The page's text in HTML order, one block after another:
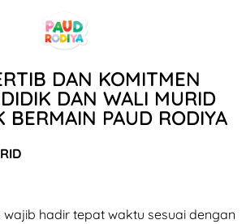
DAN KOMITMEN
DAN WALI MURID
BERMAIN PAUD RODIYA
wajib hadir tepat waktu sesuai dengan